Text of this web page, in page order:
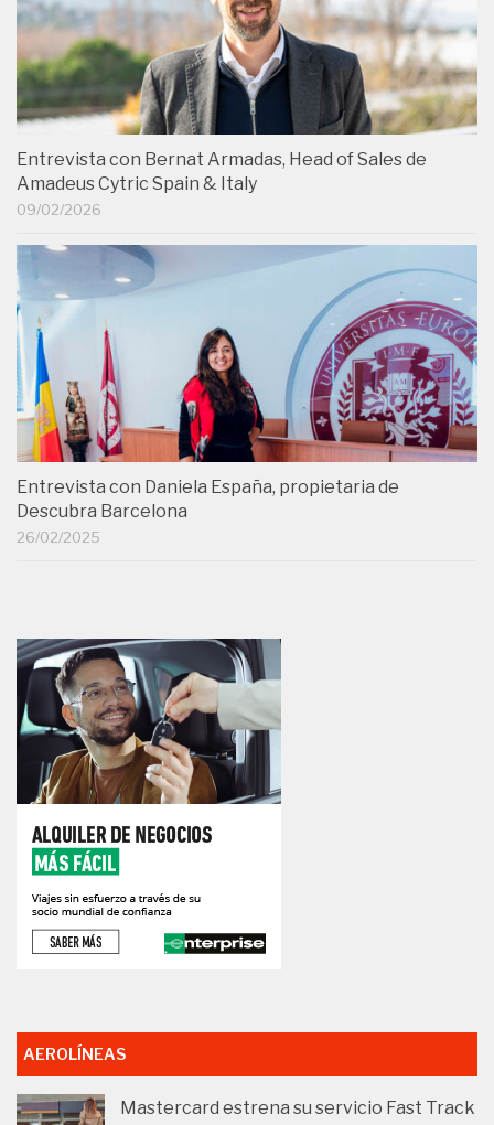
Entrevista con Bernat Armadas, Head of Sales de
Amadeus Cytric Spain & Italy
09/02/2026
Entrevista con Daniela España, propietaria de
Descubra Barcelona
26/02/2025
AEROLÍNEAS
Mastercard estrena su servicio Fast Track